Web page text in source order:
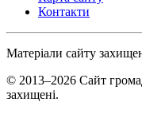
Контакти
Матеріали сайту
© 2013–2026 Сайт
захищені.